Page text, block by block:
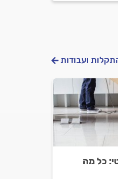
ועבודות
כל מה